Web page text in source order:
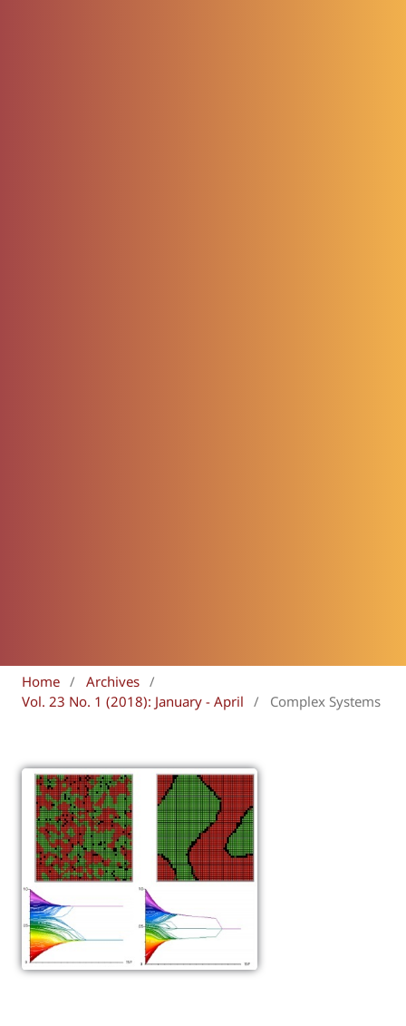
Home / Archives /
Vol. 23 No. 1 (2018): January - April
/ Complex Systems